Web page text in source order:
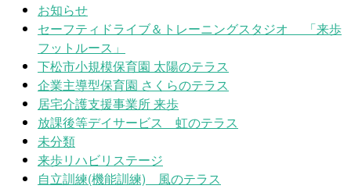
お知らせ
セーフティドライブ＆トレーニングスタジオ 「来歩
フットルース」
下松市小規模保育園 太陽のテラス
企業主導型保育園 さくらのテラス
居宅介護支援事業所 来歩
放課後等デイサービス 虹のテラス
未分類
来歩リハビリステージ
自立訓練(機能訓練) 風のテラス